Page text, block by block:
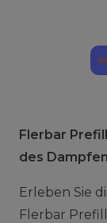
Flerbar
des
Erleben Sie
Flerbar